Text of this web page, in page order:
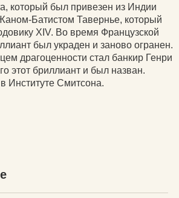
который был привезен из Индии
Батистом Тавернье, который
XIV. Во время Французской
был украден и заново огранен.
драгоценности стал банкир Генри
этот бриллиант и был назван.
Институте Смитсона.